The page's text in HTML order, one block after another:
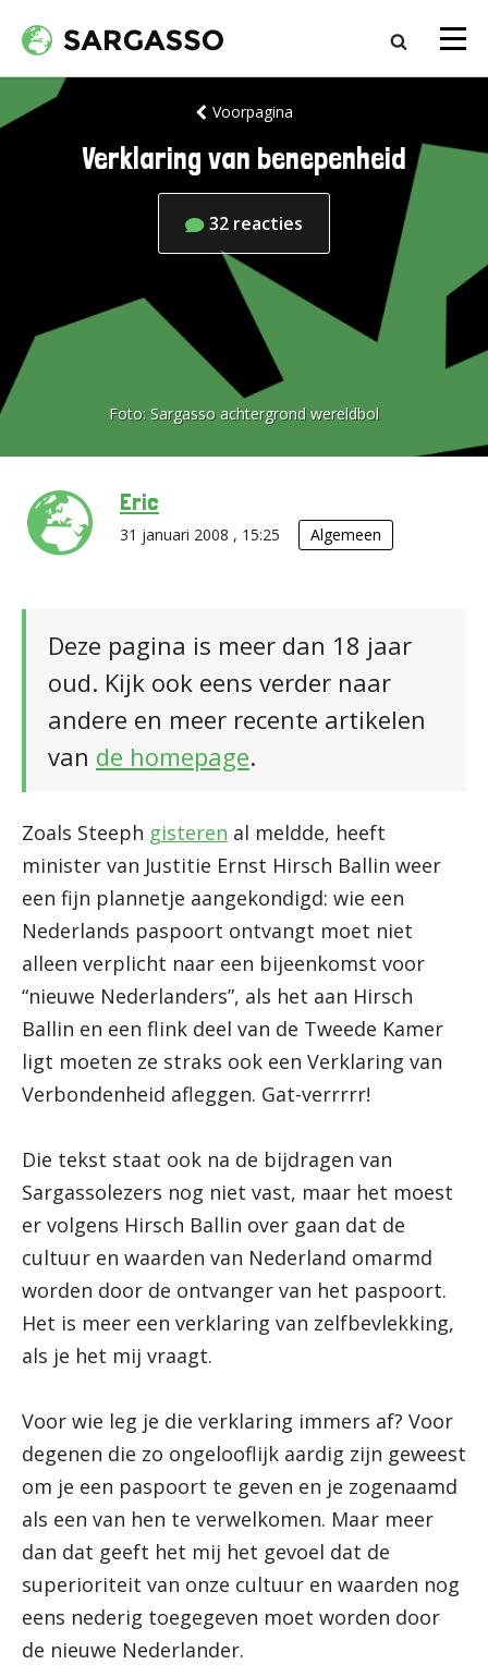
Voorpagina
Verklaring van benepenheid
32 reacties
Foto: Sargasso achtergrond wereldbol
Eric
31 januari 2008 , 15:25 Algemeen
Deze pagina is meer dan 18 jaar
oud. Kijk ook eens verder naar
andere en meer recente artikelen
van de homepage.
Zoals Steeph gisteren al meldde, heeft
minister van Justitie Ernst Hirsch Ballin weer
een fijn plannetje aangekondigd: wie een
Nederlands paspoort ontvangt moet niet
alleen verplicht naar een bijeenkomst voor
“nieuwe Nederlanders”, als het aan Hirsch
Ballin en een flink deel van de Tweede Kamer
ligt moeten ze straks ook een Verklaring van
Verbondenheid afleggen. Gat-verrrrr!
Die tekst staat ook na de bijdragen van
Sargassolezers nog niet vast, maar het moest
er volgens Hirsch Ballin over gaan dat de
cultuur en waarden van Nederland omarmd
worden door de ontvanger van het paspoort.
Het is meer een verklaring van zelfbevlekking,
als je het mij vraagt.
Voor wie leg je die verklaring immers af? Voor
degenen die zo ongelooflijk aardig zijn geweest
om je een paspoort te geven en je zogenaamd
als een van hen te verwelkomen. Maar meer
dan dat geeft het mij het gevoel dat de
superioriteit van onze cultuur en waarden nog
eens nederig toegegeven moet worden door
de nieuwe Nederlander.